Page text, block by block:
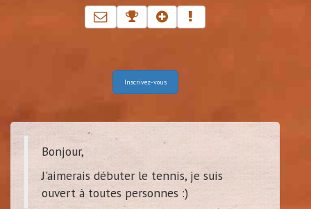
Inscrivez-vous
Bonjour,
J'aimerais débuter le tennis, je suis
ouvert à toutes personnes :)